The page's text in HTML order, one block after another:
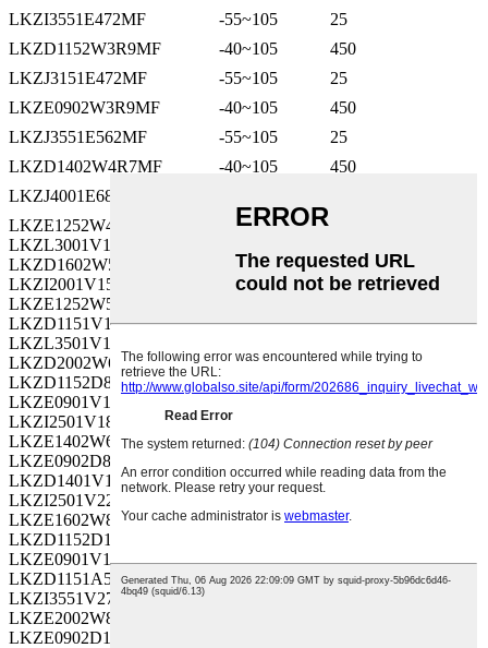
LKZI3551E472MF
-55~105
25
LKZD1152W3R9MF
-40~105
450
LKZJ3151E472MF
-55~105
25
LKZE0902W3R9MF
-40~105
450
LKZJ3551E562MF
-55~105
25
LKZD1402W4R7MF
-40~105
450
LKZJ4001E682MF
LKZE1252W4R7MF
-40~105
LKZL3001V152MF
LKZD1602W5R6MF
-40~105
450
LKZI2001V152MF
-55~105
35
LKZE1252W5R6MF
LKZD1151V151MF
-55~105
35
LKZL3501V182MF
LKZD2002W6R8MF
-40~105
450
LKZD1152D8R2MF
-40~105
200
LKZE0901V151MF
LKZI2501V182MF
-55~105
LKZE1402W6R8MF
-40~105
450
LKZE0902D8R2MF
LKZD1401V181MF
-55~105
35
LKZI2501V222MF
-55~105
LKZE1602W8R2MF
-40~105
450
LKZD1152D100MF
LKZE0901V181MF
-55~105
35
LKZD1151A561MF
-55~105
10
LKZI3551V272MF
LKZE2002W8R2MF
LKZE0902D100MF